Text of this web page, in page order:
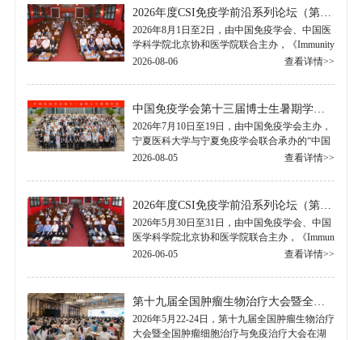
2026年度CSI免疫学前沿系列论坛（第三期）-ILC与组织区域免疫创新论坛顺利召开
2026年8月1日至2日，由中国免疫学会、中国医
学科学院北京协和医学院联合主办，《Immunity
& Inflammation》期刊协办的“2026年度CSI免疫
查看详情>>
2026-08-06
中国免疫学会第十三届博士生暑期学校纪要
2026年7月10日至19日，由中国免疫学会主办，
宁夏医科大学与宁夏免疫学会联合承办的“中国
免疫学会第十三届博士生暑期学校”在宁夏回族
查看详情>>
2026-08-05
2026年度CSI免疫学前沿系列论坛（第二期）暨免疫衰老前沿论坛顺利召开
2026年5月30日至31日，由中国免疫学会、中国
医学科学院北京协和医学院联合主办，《Immun
ity & Inflammation》、《Aging Research》期刊协
查看详情>>
2026-06-05
第十九届全国肿瘤生物治疗大会暨全国肿瘤细胞治疗与免疫治疗大会纪要
2026年5月22-24日，第十九届全国肿瘤生物治疗
大会暨全国肿瘤细胞治疗与免疫治疗大会在湖